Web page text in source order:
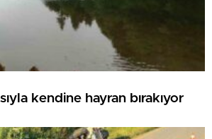
kendine hayran bırakıyor